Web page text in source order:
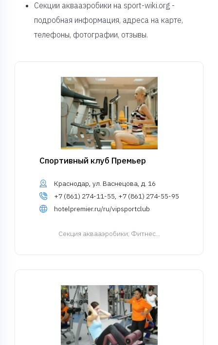
Секции аквааэробики на sport-wiki.org -
подробная информация, адреса на карте,
телефоны, фотографии, отзывы.
Спортивный клуб Премьер
Краснодар, ул. Васнецова, д. 16
+7 (861) 274-11-55, +7 (861) 274-55-95
hotelpremier.ru/ru/vipsportclub
Cекция аквааэробики; Фитнес...